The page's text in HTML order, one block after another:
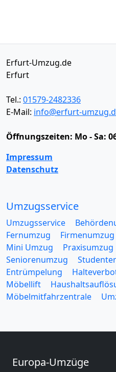
Erfurt-Umzug.de
Erfurt
Tel.: 01579-2482336
E-Mail: info@erfurt-
Öffnungszeiten: Mo - Sa:
Impressum
Datenschutz
Umzugsservice
Umzugsservice
Fernumzug
Firmenumzug
Mini Umzug
Praxisumzug
Seniorenumzug
Entrümpelung
Möbellift
Möbelmitfahrzentrale
Europa-Umzüge